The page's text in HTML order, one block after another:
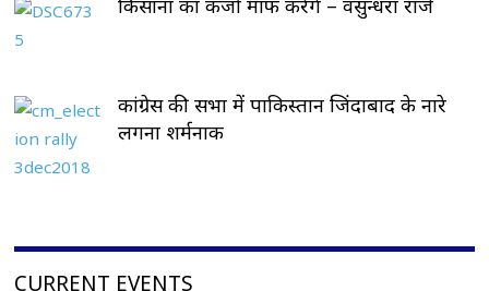
कांग्रेस की सभा में पाकिस्तान जिंदाबाद के नारे
लगना शर्मनाक
CURRENT EVENTS